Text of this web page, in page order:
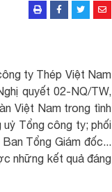
ty Thép Việt Nam
quyết 02-NQ/TW,
Việt Nam trong tình
Tổng công ty; phối
Tổng Giám đốc...
những kết quả đáng